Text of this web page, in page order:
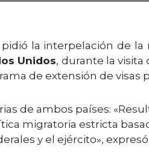
pidió la interpelación de la
Unidos, durante la visita
de extensión de
de ambos países:
migratoria estricta
y el ejército», expresó.